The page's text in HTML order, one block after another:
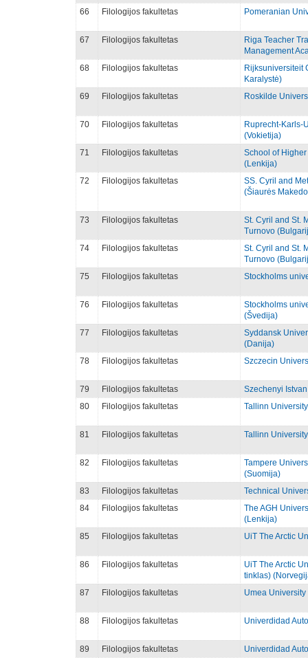
66 Filologijos fakultetas Pomeranian
67 Filologijos fakultetas
Riga Teacher
Management
68
Filologijos fakultetas
Rijksuniversiteit
Karalystė)
69
Filologijos fakultetas Roskilde
70 Filologijos fakultetas
Ruprecht-Karls-
(Vokietija)
71
Filologijos fakultetas
School of
(Lenkija)
72
Filologijos fakultetas
SS. Cyril and
(Šiaurės
73 Filologijos fakultetas
St. Cyril and St.
Turnovo
74
Filologijos fakultetas
St. Cyril and St.
Turnovo
75
Filologijos fakultetas Stockholms
76 Filologijos fakultetas
Stockholms
(Švedija)
77
Filologijos fakultetas
Syddansk
(Danija)
78
Filologijos fakultetas Szczecin
79 Filologijos fakultetas
Szechenyi
80
Filologijos fakultetas Tallinn
81 Filologijos fakultetas Tallinn
82 Filologijos fakultetas
Tampere
(Suomija)
83
Filologijos fakultetas
Technical
84
Filologijos fakultetas
The AGH
(Lenkija)
85
Filologijos fakultetas UiT The Arctic
86 Filologijos fakultetas
UiT The Arctic
tinklas)
87
Filologijos fakultetas Umea
88 Filologijos fakultetas Univerdidad
89 Filologijos fakultetas Univerdidad